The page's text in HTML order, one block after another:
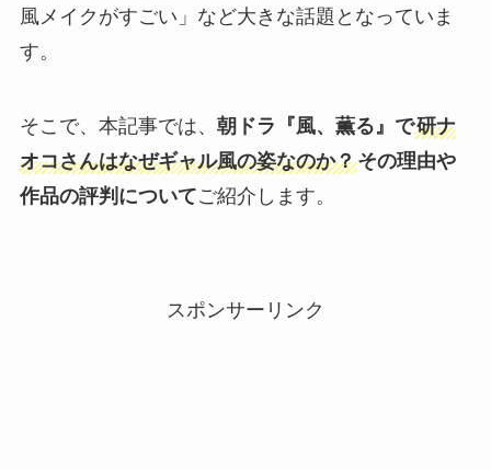
風メイクがすごい」など大きな話題となっていま
す。
そこで、本記事では、 朝ドラ『風、薫る』で研ナ
オコさんはなぜギャル風の姿なのか？その理由や
作品の評判についてご紹介します。
スポンサーリンク